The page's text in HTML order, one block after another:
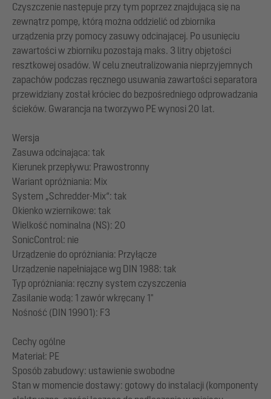
Czyszczenie następuje przy tym poprzez znajdującą się na
zewnątrz pompę, którą można oddzielić od zbiornika
urządzenia przy pomocy zasuwy odcinającej. Po usunięciu
zawartości w zbiorniku pozostają maks. 3 litry objętości
resztkowej osadów. W celu zneutralizowania nieprzyjemnych
zapachów podczas ręcznego usuwania zawartości separatora
przewidziany został króciec do bezpośredniego odprowadzania
ścieków. Gwarancja na tworzywo PE wynosi 20 lat.
Wersja
Zasuwa odcinająca: tak
Kierunek przepływu: Prawostronny
Wariant opróżniania: Mix
System „Schredder-Mix“: tak
Okienko wziernikowe: tak
Wielkość nominalna (NS): 20
SonicControl: nie
Urządzenie do opróżniania: Przyłącze
Urządzenie napełniające wg DIN 1988: tak
Typ opróżniania: ręczny system czyszczenia
Zasilanie wodą: 1 zawór wkręcany 1"
Nośność (DIN 19901): F3
Cechy ogólne
Materiał: PE
Sposób zabudowy: ustawienie swobodne
Stan w momencie dostawy: gotowy do instalacji (komponenty